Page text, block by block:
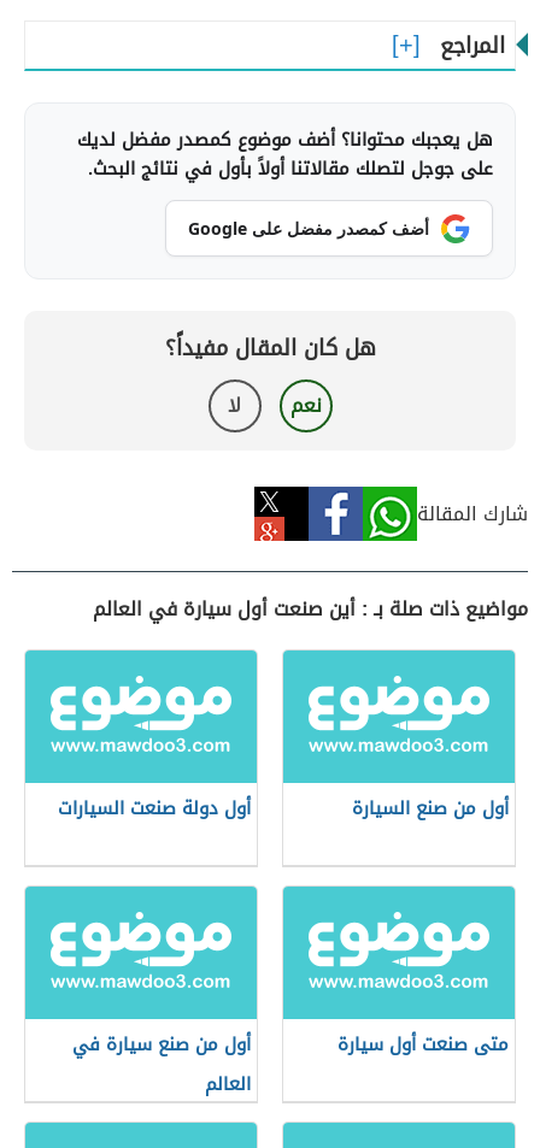
المراجع
هل يعجبك محتوانا؟ أضف موضوع كمصدر مفضل لديك
على جوجل لتصلك مقالاتنا أولاً بأول في نتائج البحث.
أضف كمصدر مفضل على Google
هل كان المقال مفيداً؟
نعم لا
شارك المقالة
مواضيع ذات صلة بـ : أين صنعت أول سيارة في العالم
أول من صنع السيارة أول دولة صنعت السيارات
متى صنعت أول سيارة
أول من صنع سيارة في
العالم